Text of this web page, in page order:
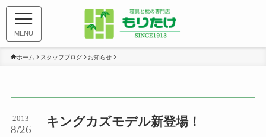
MENU
ホーム スタッフブログ お知らせ
キングカズモデル新登場！
2013
8/26